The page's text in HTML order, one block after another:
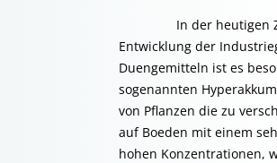
In der heutigen Zeit,
Entwicklung der
Duengemitteln ist es
sogenannten
von Pflanzen die zu
auf Boeden mit einem
hohen Konzentrationen,